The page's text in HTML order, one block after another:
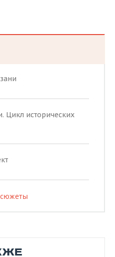
Цикл исторических